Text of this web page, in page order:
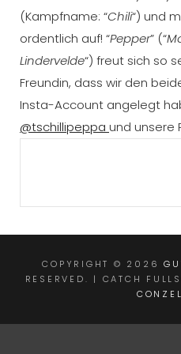
(Kampfname: “Chili“) und
ordentlich auf! “Pepper” (“
Lindervelde“) freut sich so
Freundin, dass wir den
Insta-Account angelegt
@tschillipeppa und unsere
COPYRIGHT © 2026
RESERVED. | CATCH